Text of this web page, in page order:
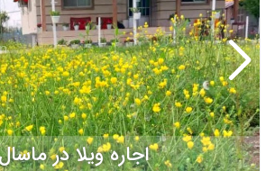
اجاره ویلا در ماسال